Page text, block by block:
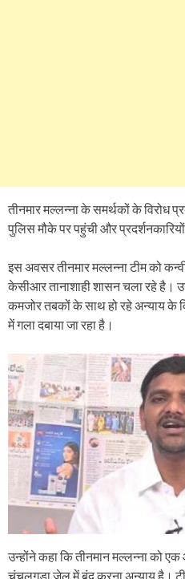
तीनमार मल्लन्ना के समर्थकों के विरोध
पुलिस मौके पर पहुंची और प्रदर्शनकारियों
इस अवसर तीनमार मल्लन्ना टीम को
केसीआर तानाशाही शासन चला रहे है।
कमजोर तबकों के साथ हो रहे अन्याय के
में गला दबाया जा रहा है।
उन्होंने कहा कि तीनमान मल्लन्ना को
चंचलगुड़ा जेल में बंद करना अन्याय है।